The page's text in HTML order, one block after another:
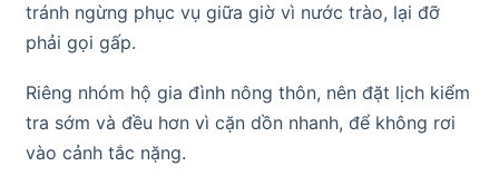
tránh ngừng phục vụ giữa giờ vì nước trào, lại đỡ
phải gọi gấp.
Riêng nhóm hộ gia đình nông thôn, nên đặt lịch kiểm
tra sớm và đều hơn vì cặn dồn nhanh, để không rơi
vào cảnh tắc nặng.